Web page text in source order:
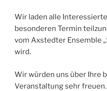
Wir laden alle
besonderen Termin
vom Axstedter Ensemble
wird.
Wir würden uns über Ihre
Veranstaltung sehr freuen.